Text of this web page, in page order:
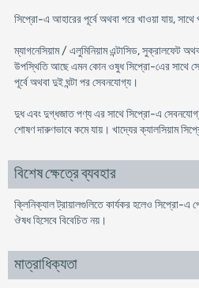
সিপ্রো-এ আহারের পূর্বে অথবা পরে খাওয়া যায়, সাথে
ম্যাগনেসিয়াম / এলুমিনিয়াম এন্টাসিড, সুক্রালফেট
উপস্থিতি আছে এমন কোন ওষুধ সিপ্রো-এের সাথে
পূর্বে অথবা দুই ঘন্টা পর সেবনযোগ্য।
দুধ এবং দুগ্ধজাত পণ্য এর সাথে সিপ্রো-এ
শোষণ দারুণভাবে কমে যায়। খাদ্যের ক্যালসিয়াম
বিশেষ ক্ষেত্রে ব্যবহার
ক্লিনিক্যাল ট্রায়ালগুলিতে কার্যকর হলেও সিপ্রো-এ
ঔষধ হিসেবে বিবেচিত নয়।
মাত্রাধিক্যতা